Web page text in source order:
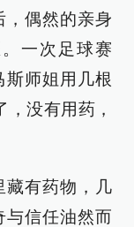
，偶然的亲身
一次足球赛
斯师姐用几根
没有用药，
藏有药物，几
与信任油然而